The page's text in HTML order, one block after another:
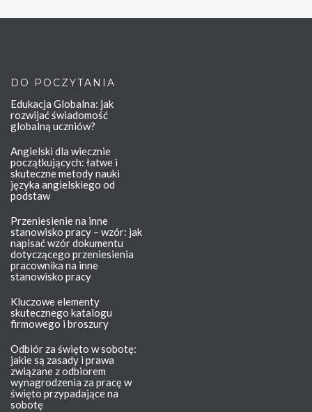
DO POCZYTANIA
Edukacja Globalna: jak
rozwijać świadomość
globalną uczniów?
Angielski dla wiecznie
początkujących: łatwe i
skuteczne metody nauki
języka angielskiego od
podstaw
Przeniesienie na inne
stanowisko pracy – wzór: jak
napisać wzór dokumentu
dotyczącego przeniesienia
pracownika na inne
stanowisko pracy
Kluczowe elementy
skutecznego katalogu
firmowego i broszury
Odbiór za święto w sobotę:
jakie są zasady i prawa
związane z odbiorem
wynagrodzenia za pracę w
święto przypadające na
sobotę